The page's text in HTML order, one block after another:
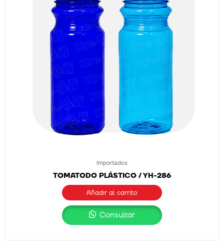
Importados
TOMATODO PLÁSTICO / YH-286
Añadir al carrito
Consultar